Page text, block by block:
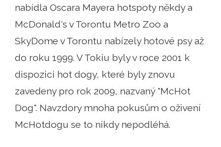
nabídla Oscara Mayera hotspoty někdy a
McDonald's v Torontu Metro Zoo a
SkyDome v Torontu nabízely hotové psy až
do roku 1999. V Tokiu byly v roce 2001 k
dispozici hot dogy, které byly znovu
zavedeny pro rok 2009, nazvaný "McHot
Dog". Navzdory mnoha pokusům o oživení
McHotdogu se to nikdy nepodléhá.